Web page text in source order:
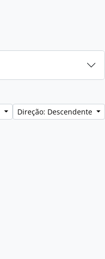
Direção: Descendente